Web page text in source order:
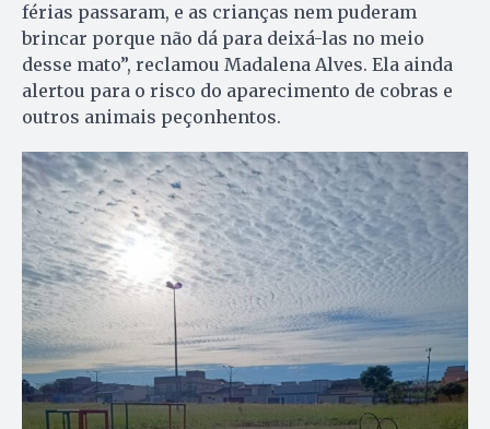
férias passaram, e as crianças nem puderam
brincar porque não dá para deixá-las no meio
desse mato”, reclamou Madalena Alves. Ela ainda
alertou para o risco do aparecimento de cobras e
outros animais peçonhentos.